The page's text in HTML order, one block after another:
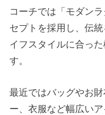
コーチでは「モダン
セプトを採用し、伝
イフスタイルに合っ
す。
最近ではバッグやお
ー、衣服など幅広い